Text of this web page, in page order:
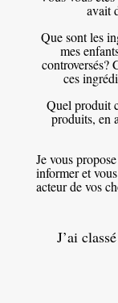
avait
Que sont les
mes
controversés?
ces
Quel produit
produits, en
Je vous
informer et
acteur de vos
J’ai